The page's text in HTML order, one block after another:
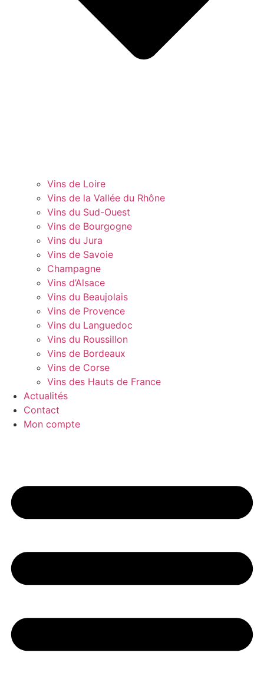
Vins de Loire
Vins de la Vallée du Rhône
Vins du Sud-Ouest
Vins de Bourgogne
Vins du Jura
Vins de Savoie
Champagne
Vins d’Alsace
Vins du Beaujolais
Vins de Provence
Vins du Languedoc
Vins du Roussillon
Vins de Bordeaux
Vins de Corse
Vins des Hauts de France
Actualités
Contact
Mon compte